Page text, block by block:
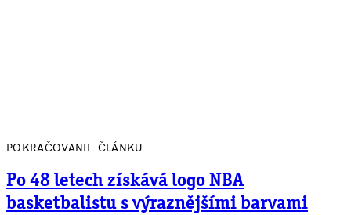
POKRAČOVANIE ČLÁNKU
Po 48 letech získává logo NBA
basketbalistu s výraznějšími barvami